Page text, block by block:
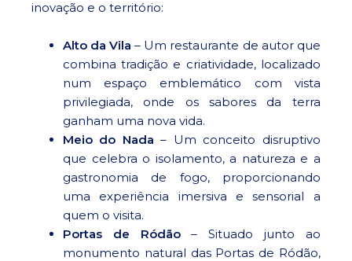
inovação e o território:
Alto da Vila – Um restaurante de autor que
combina tradição e criatividade, localizado
num espaço emblemático com vista
privilegiada, onde os sabores da terra
ganham uma nova vida.
Meio do Nada – Um conceito disruptivo
que celebra o isolamento, a natureza e a
gastronomia de fogo, proporcionando
uma experiência imersiva e sensorial a
quem o visita.
Portas de Ródão– Situado junto ao
monumento natural das Portas de Ródão,